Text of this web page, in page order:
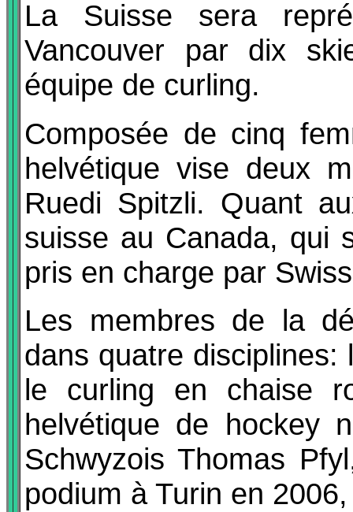
La Suisse sera
Vancouver par dix
équipe de curling.
Composée de cinq
helvétique vise deux
Ruedi Spitzli. Quant
suisse au Canada, qui
pris en charge par
Les membres de la
dans quatre
le curling en chaise
helvétique de hockey
Schwyzois Thomas
podium à Turin en